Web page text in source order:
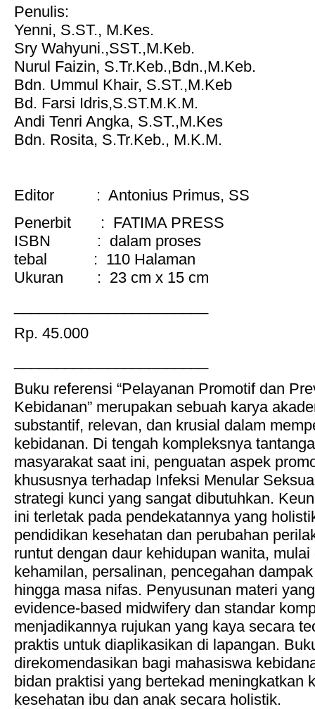
Penulis:
Yenni, S.ST., M.Kes.
Sry Wahyuni.,SST.,M.Keb.
Nurul Faizin, S.Tr.Keb.,Bdn.,M.Keb.
Bdn. Ummul Khair, S.ST.,M.Keb
Bd. Farsi Idris,S.ST.M.K.M.
Andi Tenri Angka, S.ST.,M.Kes
Bdn. Rosita, S.Tr.Keb., M.K.M.
Editor : Antonius Primus, SS
Penerbit : FATIMA PRESS
ISBN : dalam proses
tebal : 110 Halaman
Ukuran : 23 cm x 15 cm
Rp. 45.000
Buku referensi “Pelayanan Promotif dan
Kebidanan” merupakan sebuah karya
substantif, relevan, dan krusial dalam
kebidanan. Di tengah kompleksnya
masyarakat saat ini, penguatan aspek
khususnya terhadap Infeksi Menular
strategi kunci yang sangat dibutuhkan.
ini terletak pada pendekatannya yang
pendidikan kesehatan dan perubahan
runtut dengan daur kehidupan wanita,
kehamilan, persalinan, pencegahan
hingga masa nifas. Penyusunan materi
evidence-based midwifery dan standar
menjadikannya rujukan yang kaya secara
praktis untuk diaplikasikan di lapangan.
direkomendasikan bagi mahasiswa
bidan praktisi yang bertekad meningkatkan
kesehatan ibu dan anak secara holistik.